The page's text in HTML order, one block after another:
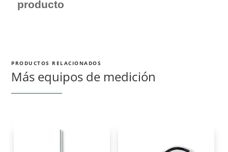
producto
PRODUCTOS RELACIONADOS
Más equipos de medición